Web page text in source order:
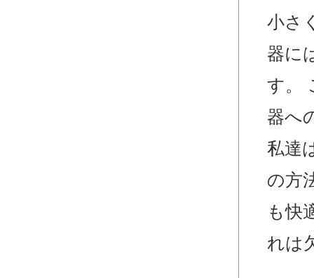
小さ
器に
す。
器へ
私達
の方
も快
れは